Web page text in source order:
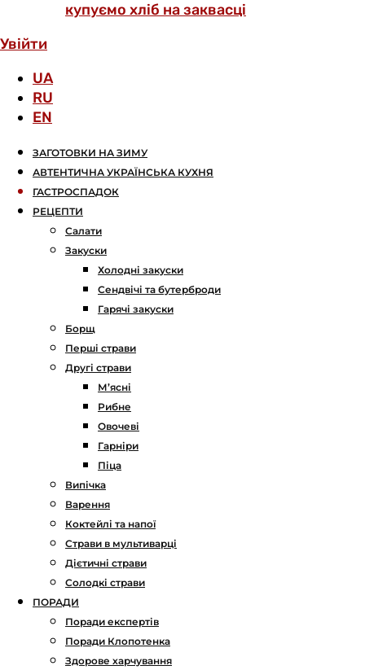
купуємо хліб на заквасці
Увійти
UA
RU
EN
ЗАГОТОВКИ НА ЗИМУ
АВТЕНТИЧНА УКРАЇНСЬКА КУХНЯ
ГАСТРОСПАДОК
РЕЦЕПТИ
Салати
Закуски
Холодні закуски
Сендвічі та бутерброди
Гарячі закуски
Борщ
Перші страви
Другі страви
М’ясні
Рибне
Овочеві
Гарніри
Піца
Випічка
Варення
Коктейлі та напої
Страви в мультиварці
Дієтичні страви
Солодкі страви
ПОРАДИ
Поради експертів
Поради Клопотенка
Здорове харчування